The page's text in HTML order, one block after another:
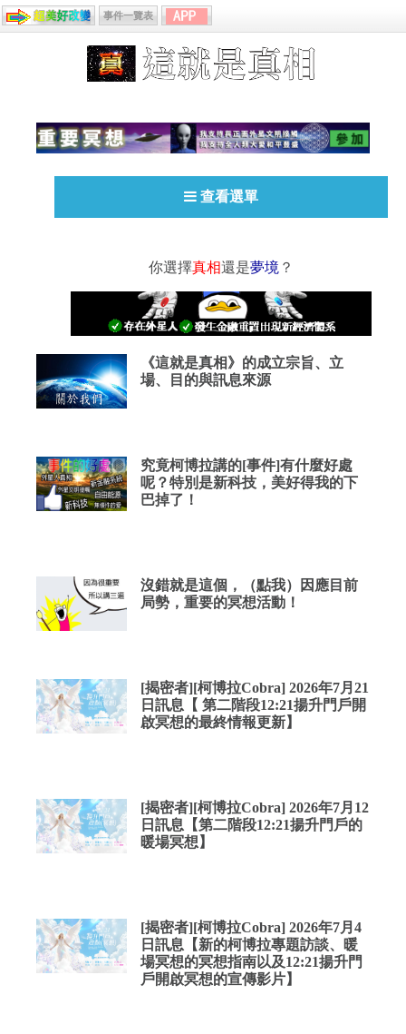
事件一覽表
查看選單
你選擇真相還是夢境 ？
《這就是真相》的成立宗旨、立
場、目的與訊息來源
究竟柯博拉講的[事件]有什麼好處
呢？特別是新科技，美好得我的下
巴掉了！
沒錯就是這個，（點我）因應目前
局勢，重要的冥想活動！
[揭密者][柯博拉Cobra] 2026年7月21
日訊息【 第二階段12:21揚升門戶開
啟冥想的最終情報更新】
[揭密者][柯博拉Cobra] 2026年7月12
日訊息【第二階段12:21揚升門戶的
暖場冥想】
[揭密者][柯博拉Cobra] 2026年7月4
日訊息【新的柯博拉專題訪談、暖
場冥想的冥想指南以及12:21揚升門
戶開啟冥想的宣傳影片】